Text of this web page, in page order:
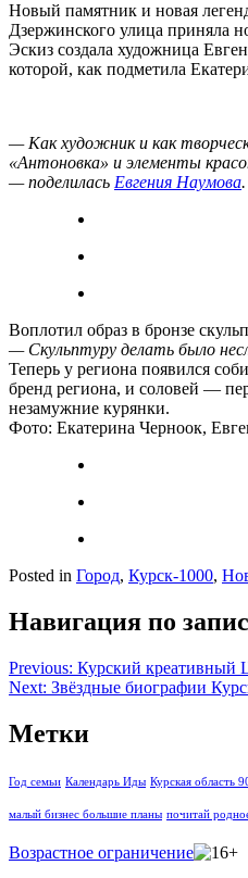
Новый памятник и новая
Дзержинского улица приняла
Эскиз создала художница
которой, как подметила
— Как художник и как
«Антоновка» и элементы
— поделилась Евгения Наумова.
Воплотил образ в бронзе
— Скульптуру делать было
Теперь у региона появился
бренд региона, и соловей —
незамужние курянки.
Фото: Екатерина Черноок,
Posted in Город, Курск-1000,
Навигация по
Previous: Курский креативный
Next: Звёздные биографии
Метки
Год семьи Календарь Иды Курская область
малый бизнес большие планы почитай
Возрастное ограничение